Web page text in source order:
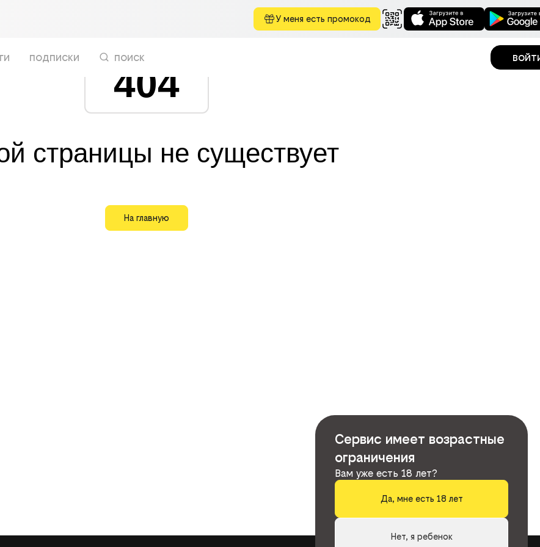
У меня есть промокод
подписки поиск
404
страницы не существует
На главную
Сервис имеет возрастные
ограничения
Вам уже есть 18 лет?
Да, мне есть 18 лет
Нет, я ребенок